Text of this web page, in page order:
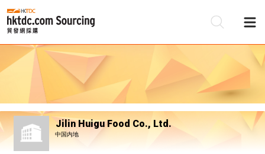
Jilin Huigu Food Co., Ltd.
中国内地